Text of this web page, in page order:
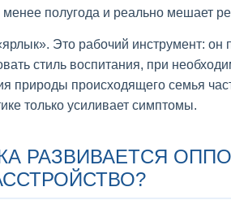
менее полугода и реально мешает
Это рабочий инструмент: он
стиль воспитания, при
природы происходящего семья
только усиливает симптомы.
РАЗВИВАЕТСЯ